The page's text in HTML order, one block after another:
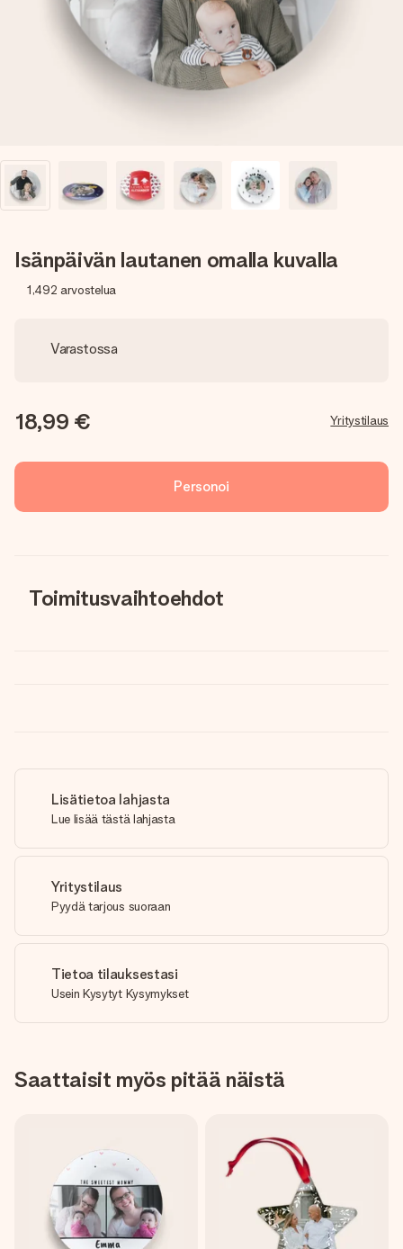
nopeammin kuin ehdit sanoa “yllätys!”
Isänpäivän lautanen omalla kuvalla
1,492 arvostelua
Varastossa
18,99 € Yritystilaus
Personoi
Toimitusvaihtoehdot
Lisätietoa lahjasta
Lue lisää tästä lahjasta
Yritystilaus
Pyydä tarjous suoraan
Tietoa tilauksestasi
Usein Kysytyt Kysymykset
Saattaisit myös pitää näistä